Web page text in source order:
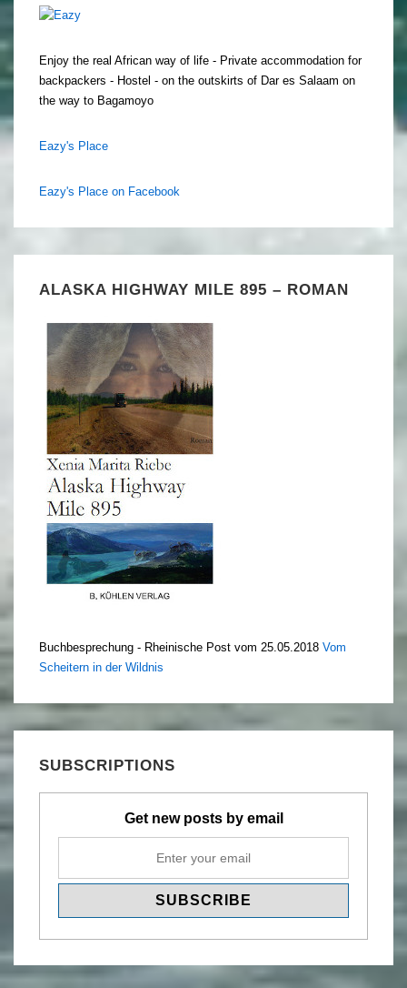
Enjoy the real African way of life - Private accommodation for
backpackers - Hostel - on the outskirts of Dar es Salaam on
the way to Bagamoyo
Eazy's Place
Eazy's Place on Facebook
ALASKA HIGHWAY MILE 895 – ROMAN
Buchbesprechung - Rheinische Post vom 25.05.2018 Vom
Scheitern in der Wildnis
SUBSCRIPTIONS
Get new posts by email